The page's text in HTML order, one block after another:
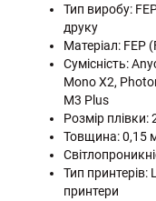
Тип виробу:
друку
Матеріал: FEP
Сумісність:
Mono X2,
M3 Plus
Розмір
Товщина: 0,15
Тип принтерів:
принтери